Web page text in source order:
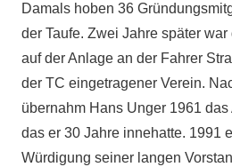
Damals hoben 36
der Taufe. Zwei Jahre später
auf der Anlage an der Fahrer
der TC eingetragener Verein.
übernahm Hans Unger 1961
das er 30 Jahre innehatte. 1991
Würdigung seiner langen